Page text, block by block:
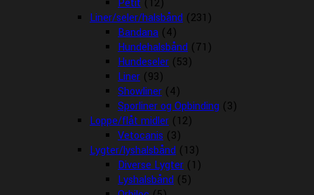
Petit (12)
Liner/seler/halsbånd (231)
Bandana (4)
Hundehalsbånd (71)
Hundeseler (53)
Liner (93)
Showliner (4)
Sporliner og Opbinding (3)
Loppe/flåt midler (12)
Vetocanis (3)
Lygter/lyshalsbånd (13)
Diverse Lygter (1)
Lyshalsbånd (5)